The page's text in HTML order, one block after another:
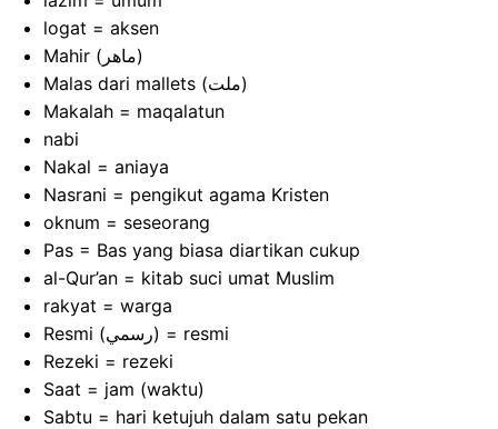
logat = aksen
Mahir (ماهر)
Malas dari mallets (ملت)
Makalah = maqalatun
nabi
Nakal = aniaya
Nasrani = pengikut agama Kristen
oknum = seseorang
Pas = Bas yang biasa diartikan cukup
al-Qur’an = kitab suci umat Muslim
rakyat = warga
Resmi (رسمي) = resmi
Rezeki = rezeki
Saat = jam (waktu)
Sabtu = hari ketujuh dalam satu pekan